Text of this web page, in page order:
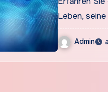
Leben,
Admin